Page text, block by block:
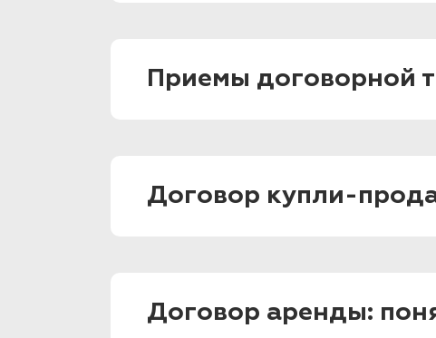
Приемы договорной
Договор купли-
Договор аренды: